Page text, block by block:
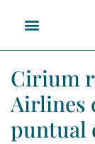
Cirium
Airlines
puntual